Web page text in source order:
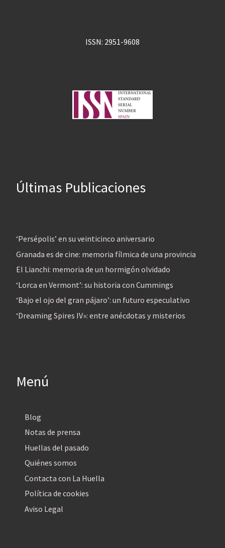
ISSN: 2951-9608
Últimas Publicaciones
‘Persépolis’ en su veinticinco aniversario
Granada es de cine: memoria fílmica de una provincia
El Lianchi: memoria de un hormigón olvidado
‘Lorca en Vermont’: su historia con Cummings
‘Bajo el ojo del gran pájaro’: un futuro especulativo
‘Dreaming Spires IV»: entre anécdotas y misterios
Menú
Blog
Notas de prensa
Huellas del pasado
Quiénes somos
Contacta con La Huella
Política de cookies
Aviso Legal